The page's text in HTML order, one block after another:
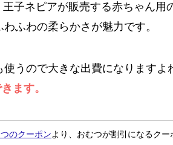
子ネピアが販売する赤ちゃん用
ふわの柔らかさが魅力です。
うので大きな出費になりますよ
ます。
のクーポンより、おむつが割引になるクー